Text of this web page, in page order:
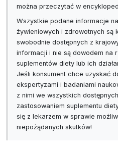
można przeczytać w
Wszystkie podane informacje
żywieniowych i zdrowotnych są
swobodnie dostępnych z
informacji i nie są dowodem na
suplementów diety lub ich
Jeśli konsument chce uzyskać
ekspertyzami i badaniami
z nimi we wszystkich
zastosowaniem suplementu
się z lekarzem w sprawie
niepożądanych skutków!